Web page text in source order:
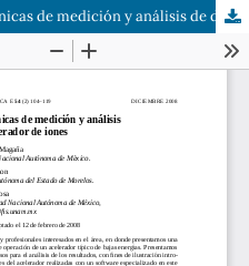
Principios fundamentales, técnicas de medición y análisis de datos en un acelerador de iones